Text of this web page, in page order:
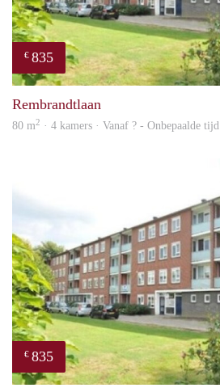
€ 835
Rembrandtlaan
80 m2 · 4 kamers · Vanaf ? - Onbepaalde tijd
€ 835